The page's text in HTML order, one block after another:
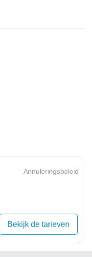
Annuleringsbeleid
Bekijk de tarieven